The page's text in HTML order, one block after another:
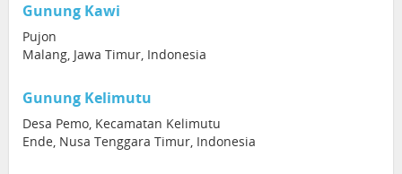
Gunung Kawi
Pujon
Malang, Jawa Timur, Indonesia
Gunung Kelimutu
Desa Pemo, Kecamatan Kelimutu
Ende, Nusa Tenggara Timur, Indonesia